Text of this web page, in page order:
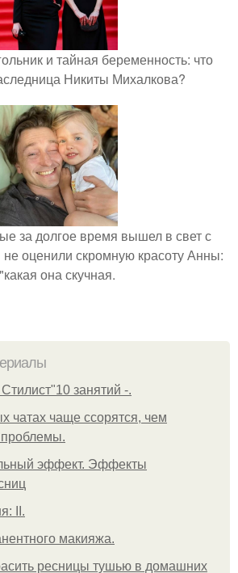
и тайная беременность: что
Никиты Михалкова?
за долгое время вышел в свет с
оценили скромную красоту Анны:
"какая она скучная.
занятий -.
чатах чаще ссорятся, чем
эффект. Эффекты
II.
макияжа.
ресницы тушью в домашних